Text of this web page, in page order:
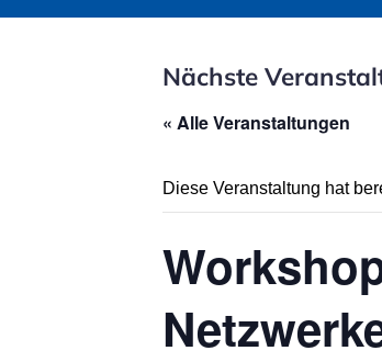
Nächste
« Alle Veranstaltungen
Diese Veranstaltung hat